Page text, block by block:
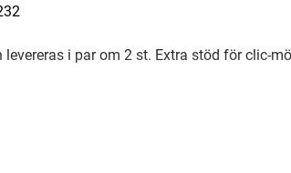
i par om 2 st. Extra stöd för clic-